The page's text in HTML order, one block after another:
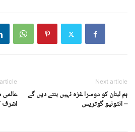
اشرف
Next article
ہم لبنان کو دوسرا غزہ نہیں بننے دیں گے
– انتونیو گوتریس